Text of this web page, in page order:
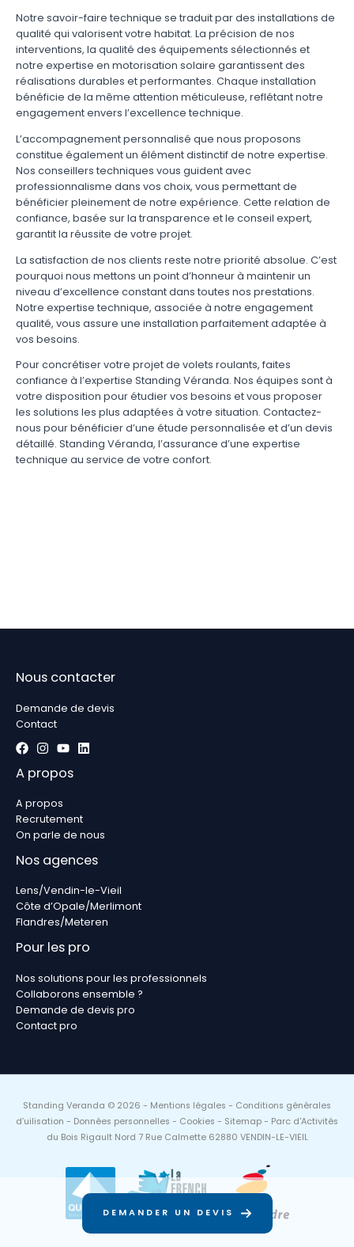
Notre savoir-faire technique se traduit par des installations de
qualité qui valorisent votre habitat. La précision de nos
interventions, la qualité des équipements sélectionnés et
notre expertise en motorisation solaire garantissent des
réalisations durables et performantes. Chaque installation
bénéficie de la même attention méticuleuse, reflétant notre
engagement envers l’excellence technique.
L’accompagnement personnalisé que nous proposons
constitue également un élément distinctif de notre expertise.
Nos conseillers techniques vous guident avec
professionnalisme dans vos choix, vous permettant de
bénéficier pleinement de notre expérience. Cette relation de
confiance, basée sur la transparence et le conseil expert,
garantit la réussite de votre projet.
La satisfaction de nos clients reste notre priorité absolue. C’est
pourquoi nous mettons un point d’honneur à maintenir un
niveau d’excellence constant dans toutes nos prestations.
Notre expertise technique, associée à notre engagement
qualité, vous assure une installation parfaitement adaptée à
vos besoins.
Pour concrétiser votre projet de volets roulants, faites
confiance à l’expertise Standing Véranda. Nos équipes sont à
votre disposition pour étudier vos besoins et vous proposer
les solutions les plus adaptées à votre situation. Contactez-
nous pour bénéficier d’une étude personnalisée et d’un devis
détaillé. Standing Véranda, l’assurance d’une expertise
technique au service de votre confort.
DEMANDER UN DEVIS
Nous contacter
Demande de devis
Contact
A propos
A propos
Recrutement
On parle de nous
Nos agences
Lens/Vendin-le-Vieil
Côte d’Opale/Merlimont
Flandres/Meteren
Pour les pro
Nos solutions pour les professionnels
Collaborons ensemble ?
Demande de devis pro
Contact pro
Standing Veranda © 2026 - Mentions légales - Conditions générales
d’uilisation - Données personnelles - Cookies - Sitemap - Parc d'Activités
du Bois Rigault Nord 7 Rue Calmette 62880 VENDIN-LE-VIEIL